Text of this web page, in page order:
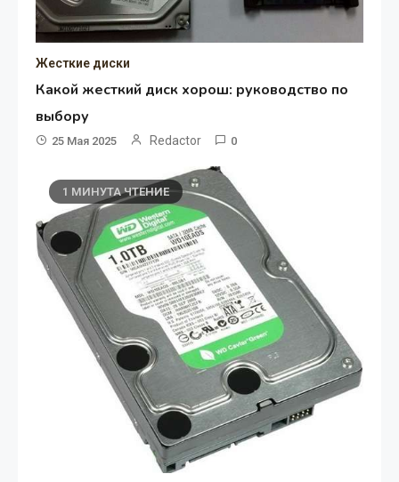
Жесткие диски
Какой жесткий диск хорош: руководство по
выбору
25 Мая 2025 Redactor 0
1 МИНУТА ЧТЕНИЕ